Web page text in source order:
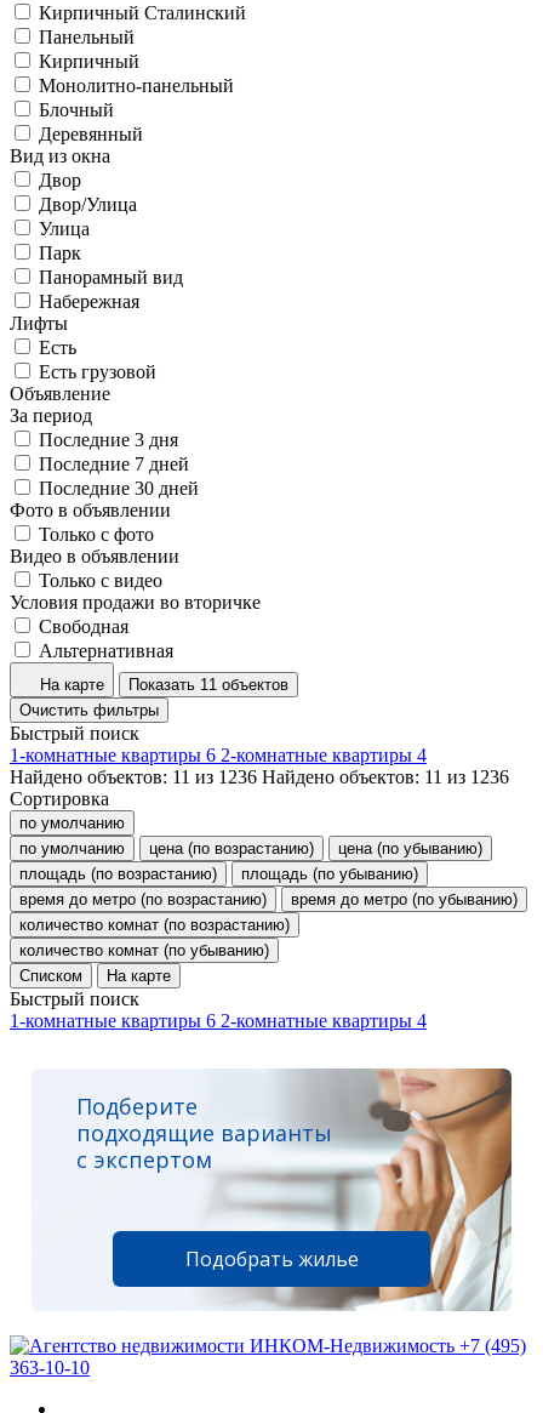
Кирпичный Сталинский
Панельный
Кирпичный
Монолитно-панельный
Блочный
Деревянный
Вид из окна
Двор
Двор/Улица
Улица
Парк
Панорамный вид
Набережная
Лифты
Есть
Есть грузовой
Объявление
За период
Последние 3 дня
Последние 7 дней
Последние 30 дней
Фото в объявлении
Только с фото
Видео в объявлении
Только с видео
Условия продажи во вторичке
Свободная
Альтернативная
На карте
Показать 11 объектов
Очистить фильтры
Быстрый поиск
1-комнатные квартиры 6 2-комнатные квартиры 4
Найдено объектов: 11 из 1236 Найдено объектов: 11 из 1236
Сортировка
по умолчанию
по умолчанию
цена (по возрастанию)
цена (по убыванию)
площадь (по возрастанию)
площадь (по убыванию)
время до метро (по возрастанию)
время до метро (по убыванию)
количество комнат (по возрастанию)
количество комнат (по убыванию)
Списком
На карте
Быстрый поиск
1-комнатные квартиры 6 2-комнатные квартиры 4
Подберите
подходящие варианты
с экспертом
Подобрать жилье
+7 (495)
363-10-10